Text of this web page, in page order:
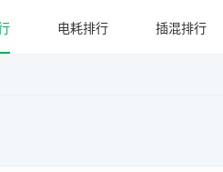
电耗排行 插混排行